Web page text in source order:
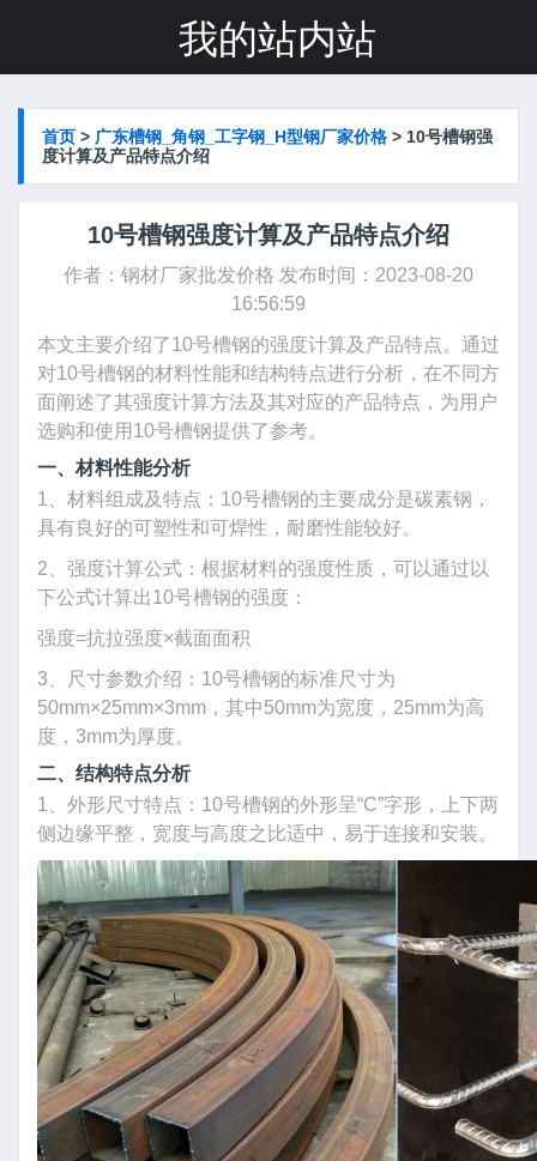
我的站内站
首页 > 广东槽钢_角钢_工字钢_H型钢厂家价格 > 10号槽钢强
度计算及产品特点介绍
10号槽钢强度计算及产品特点介绍
作者： 钢材厂家批发价格 发布时间：2023-08-20
16:56:59
本文主要介绍了10号槽钢的强度计算及产品特点。通过
对10号槽钢的材料性能和结构特点进行分析，在不同方
面阐述了其强度计算方法及其对应的产品特点，为用户
选购和使用10号槽钢提供了参考。
一、材料性能分析
1、材料组成及特点：10号槽钢的主要成分是碳素钢，
具有良好的可塑性和可焊性，耐磨性能较好。
2、强度计算公式：根据材料的强度性质，可以通过以
下公式计算出10号槽钢的强度：
强度=抗拉强度×截面面积
3、尺寸参数介绍：10号槽钢的标准尺寸为
50mm×25mm×3mm，其中50mm为宽度，25mm为高
度，3mm为厚度。
二、结构特点分析
1、外形尺寸特点：10号槽钢的外形呈“C”字形，上下两
侧边缘平整，宽度与高度之比适中，易于连接和安装。